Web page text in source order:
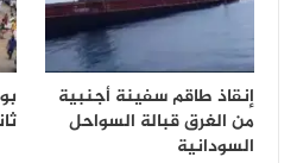
إنقاذ طاقم سفينة أجنبية
من الغرق قبالة السواحل
السودانية